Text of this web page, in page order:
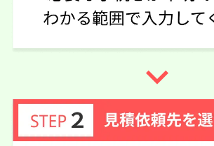
依頼内容 相続登記依頼金額 10万円
亡くなった父が相続登記で3社紹介して頂
選んだ法務事務所は、費用もお安かった
明もして頂いたので選びました。
実際に依頼した感想
navigate_next